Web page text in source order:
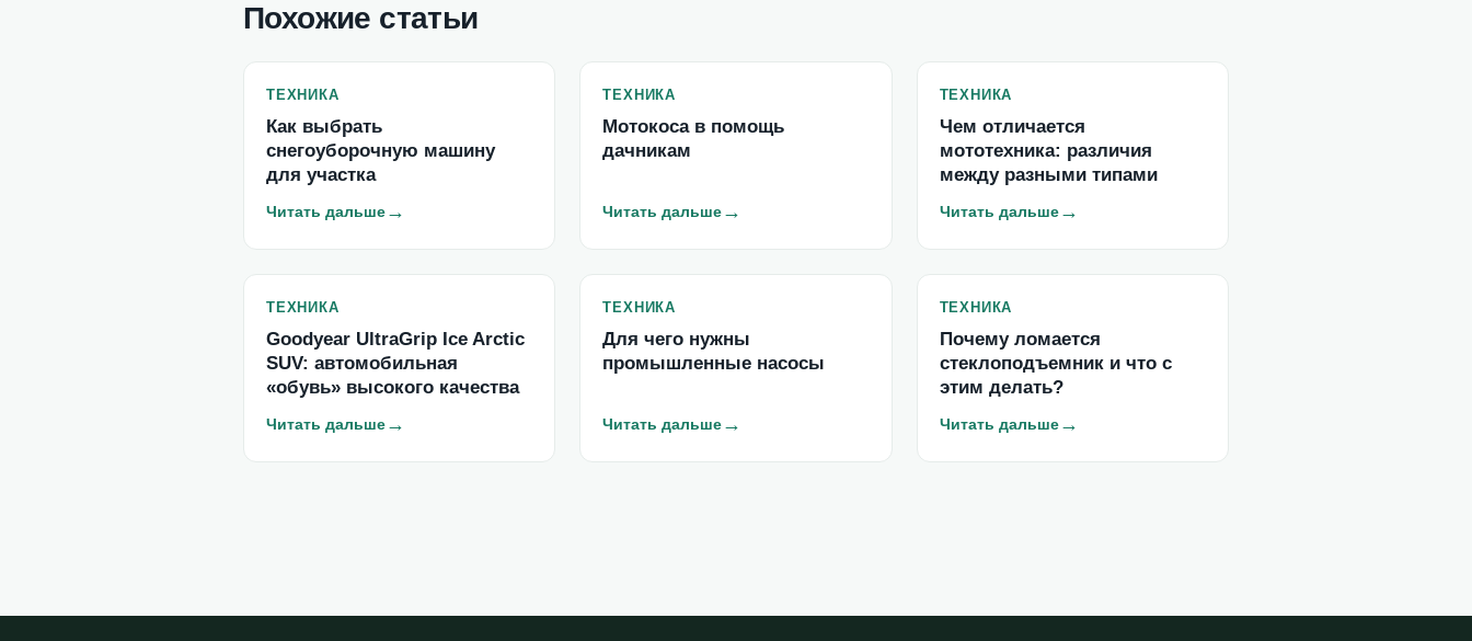
Похожие статьи
ТЕХНИКА
Как выбрать
снегоуборочную машину
для участка
Читать дальше→
ТЕХНИКА
Мотокоса в помощь
дачникам
Читать дальше→
ТЕХНИКА
Чем отличается
мототехника: различия
между разными типами
Читать дальше→
ТЕХНИКА
Goodyear UltraGrip Ice Arctic
SUV: автомобильная
«обувь» высокого качества
Читать дальше→
ТЕХНИКА
Для чего нужны
промышленные насосы
Читать дальше→
ТЕХНИКА
Почему ломается
стеклоподъемник и что с
этим делать?
Читать дальше→